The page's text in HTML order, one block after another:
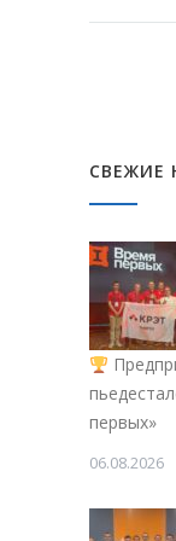
СВЕЖИЕ
первых»
06.08.2026